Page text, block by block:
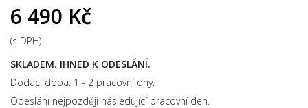
6 490 Kč
(s DPH)
SKLADEM. IHNED K ODESLÁNÍ.
Dodací doba: 1 - 2 pracovní dny.
Odeslání nejpozději následující pracovní den.